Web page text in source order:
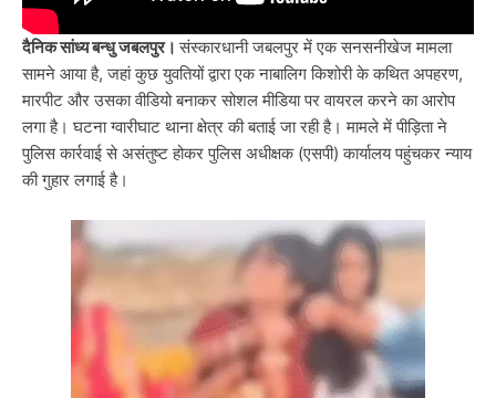
दैनिक सांध्य बन्धु जबलपुर।संस्कारधानी जबलपुर में एक सनसनीखेज मामला
सामने आया है, जहां कुछ युवतियों द्वारा एक नाबालिग किशोरी के कथित अपहरण,
मारपीट और उसका वीडियो बनाकर सोशल मीडिया पर वायरल करने का आरोप
लगा है। घटना ग्वारीघाट थाना क्षेत्र की बताई जा रही है। मामले में पीड़िता ने
पुलिस कार्रवाई से असंतुष्ट होकर पुलिस अधीक्षक (एसपी) कार्यालय पहुंचकर न्याय
की गुहार लगाई है।